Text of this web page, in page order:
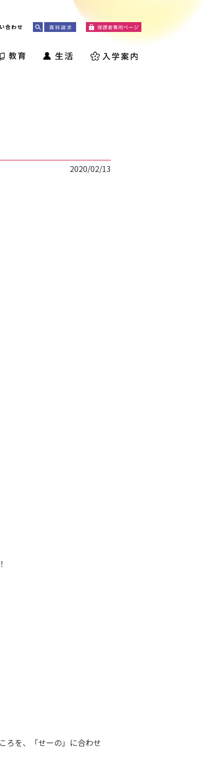
合わせ
2020/02/13
ろを、「せーの」に合わせ